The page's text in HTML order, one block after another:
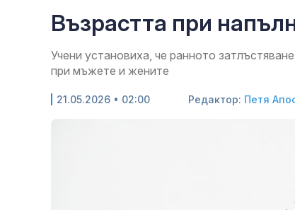
Възрастта при
Учени установиха, че ранното
при мъжете и жените
21.05.2026 • 02:00 Редактор: Петя